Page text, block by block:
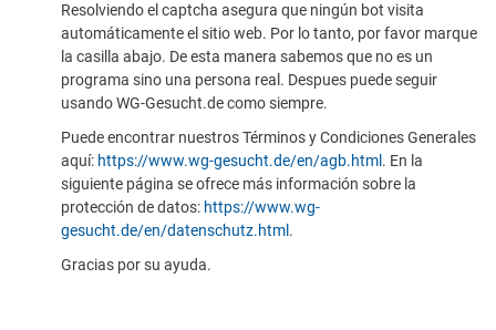
Resolviendo el captcha asegura que ningún bot visita
automáticamente el sitio web. Por lo tanto, por favor marque
la casilla abajo. De esta manera sabemos que no es un
programa sino una persona real. Despues puede seguir
usando WG-Gesucht.de como siempre.
Puede encontrar nuestros Términos y Condiciones Generales
aquí: https://www.wg-gesucht.de/en/agb.html . En la
siguiente página se ofrece más información sobre la
protección de datos: https://www.wg-
gesucht.de/en/datenschutz.html .
Gracias por su ayuda.